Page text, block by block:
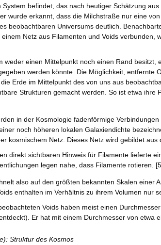
System befindet, das nach heutiger Schätzung
wurde erkannt, dass die Milchstraße nur eine
beobachtbaren Universums deutlich.
Netz aus Filamenten und Voids
weder einen Mittelpunkt noch einen Rand
werden könnte. Die Möglichkeit, entfernte
Erde im Mittelpunkt des von uns aus
Strukturen gemacht werden. So ist etwa
in der Kosmologie fadenförmige
noch höheren lokalen Galaxiendichte
kosmischem Netz. Dieses Netz wird gebildet
direkt sichtbaren Hinweis für Filamente lieferte
legen nahe, dass Filamente rotieren.
also auf den größten bekannten Skalen einer
enthalten im Verhältnis zu ihrem Volumen nur
Voids haben meist einen
Er hat mit einem Durchmesser von etwa
Struktur des Kosmos